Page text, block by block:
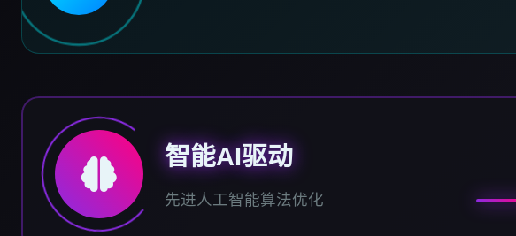
智能AI驱动
先进人工智能算法优化